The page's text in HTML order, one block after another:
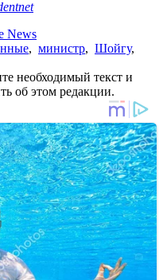
News
, министр, Шойгу,
необходимый текст и
об этом редакции.